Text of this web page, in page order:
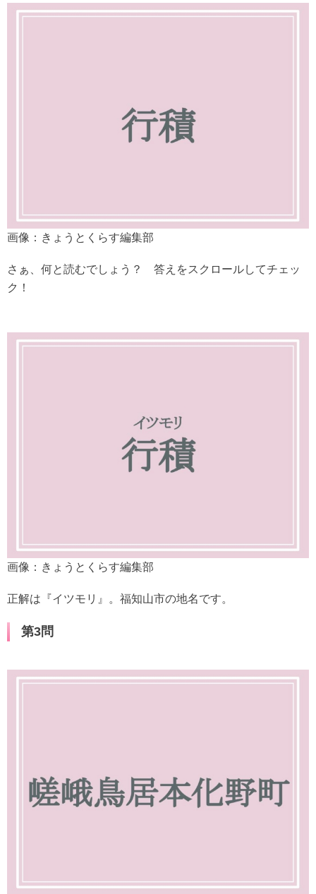
画像：きょうとくらす編集部
さぁ、何と読むでしょう？ 答えをスクロールしてチェッ
ク！
画像：きょうとくらす編集部
正解は『イツモリ』。福知山市の地名です。
第3問